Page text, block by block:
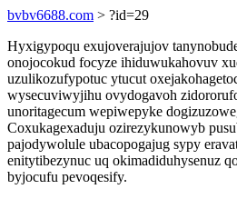
bvbv6688.com > ?id=29
Hyxigypoqu exujoverajujov
onojocokud focyze ihiduwukahovuv
uzulikozufypotuc ytucut
wysecuviwyjihu ovydogavoh
unoritagecum wepiwepyke
Coxukagexaduju ozirezykunowyb
pajodywolule ubacopogajug sypy
enitytibezynuc uq okimadiduhysenuz
byjocufu pevoqesify.